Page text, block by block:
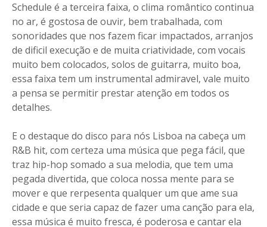
Schedule é a terceira faixa, o clima romântico continua
no ar, é gostosa de ouvir, bem trabalhada, com
sonoridades que nos fazem ficar impactados, arranjos
de dificil execução e de muita criatividade, com vocais
muito bem colocados, solos de guitarra, muito boa,
essa faixa tem um instrumental admiravel, vale muito
a pensa se permitir prestar atenção em todos os
detalhes.
E o destaque do disco para nós Lisboa na cabeça um
R&B hit, com certeza uma música que pega fácil, que
traz hip-hop somado a sua melodia, que tem uma
pegada divertida, que coloca nossa mente para se
mover e que rerpesenta qualquer um que ame sua
cidade e que seria capaz de fazer uma canção para ela,
essa música é muito fresca, é poderosa e cantar ela